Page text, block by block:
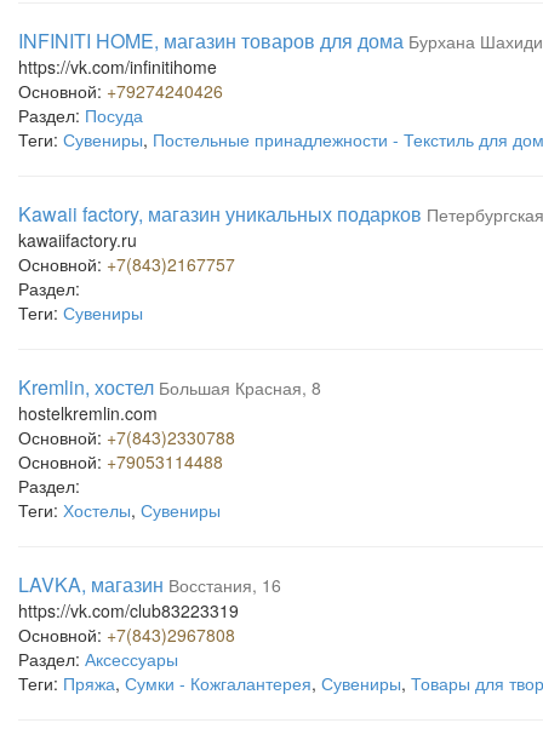
INFINITI HOME, магазин товаров для дома Бурхана
https://vk.com/infinitihome
Основной: +79274240426
Раздел: Посуда
Теги: Сувениры, Постельные принадлежности - Текстиль для
Kawaii factory, магазин уникальных подарков
kawaiifactory.ru
Основной: +7(843)2167757
Раздел:
Теги: Сувениры
Kremlin, хостел Большая Красная, 8
hostelkremlin.com
Основной: +7(843)2330788
Основной: +79053114488
Раздел:
Теги: Хостелы, Сувениры
LAVKA, магазин Восстания, 16
https://vk.com/club83223319
Основной: +7(843)2967808
Раздел: Аксессуары
Теги: Пряжа, Сумки - Кожгалантерея, Сувениры, Товары для